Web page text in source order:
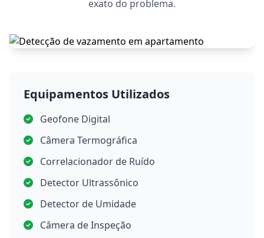
exato do problema.
Equipamentos Utilizados
Geofone Digital
Câmera Termográfica
Correlacionador de Ruído
Detector Ultrassônico
Detector de Umidade
Câmera de Inspeção